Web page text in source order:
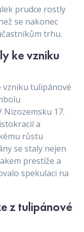
prudce rostly
se nakonec
trhu.
ke vzniku
tulipánové
Nizozemsku 17.
a
růstu
se staly nejen
prestiže a
spekulaci na
z tulipánové